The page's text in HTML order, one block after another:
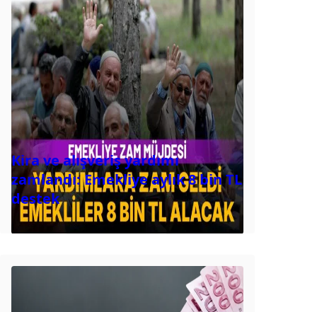
Kira ve alışveriş yardımı
zamlandı: Emekliye aylık 8 bin TL
destek